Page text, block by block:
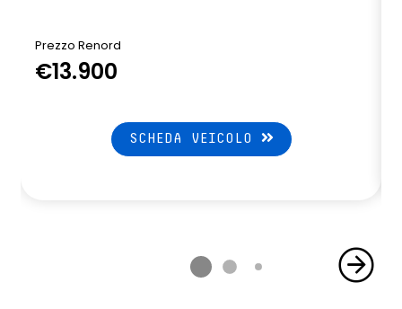
Prezzo Renord
€13.900
SCHEDA VEICOLO